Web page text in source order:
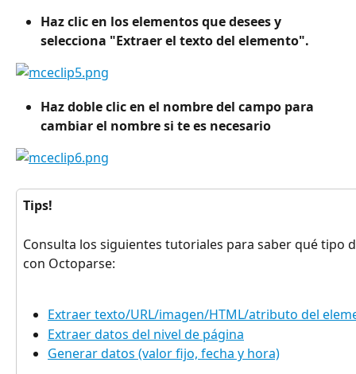
Haz clic en los elementos que desees y
selecciona "Extraer el texto del elemento".
Haz doble clic en el nombre del campo para
cambiar el nombre si te es necesario
Tips!
Consulta los siguientes tutoriales para saber qué tipo
con Octoparse:
Extraer texto/URL/imagen/HTML/atributo del
Extraer datos del nivel de página
Generar datos (valor fijo, fecha y hora)